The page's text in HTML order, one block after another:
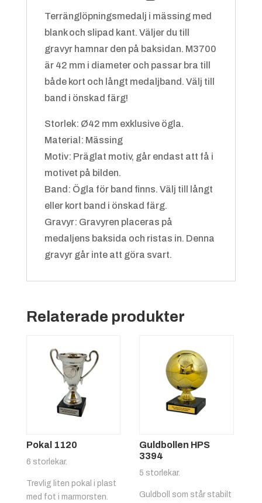
Blå/vit+4.25 kr
Grön/vit 4.25 kr
4.25 kr
Terränglöpningsmedalj i mässing med
blank och slipad kant. Väljer du till
gravyr hamnar den på baksidan. M3700
är 42 mm i diameter och passar bra till
både kort och långt medaljband. Välj till
band i önskad färg!
Storlek: Ø42 mm exklusive ögla.
Material: Mässing
Motiv: Präglat motiv, går endast att få i
motivet på bilden.
Band: Ögla för band finns. Välj till långt
eller kort band i önskad färg.
Gravyr: Gravyren placeras på
medaljens baksida och ristas in. Denna
gravyr går inte att göra svart.
Relaterade produkter
Pokal 1120
6 storlekar.
Trevlig liten pokal i plast
med fot i marmorsten.
Guldbollen HPS
3394
5 storlekar.
Guldboll som står stabilt